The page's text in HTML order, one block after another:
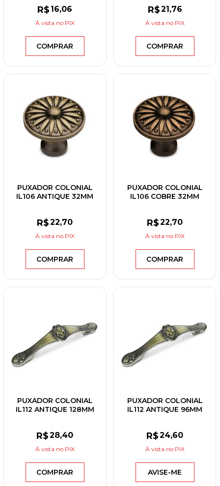
R$ 16,06
À vista no PIX
COMPRAR
R$21,76
À vista no PIX
COMPRAR
PUXADOR COLONIAL
IL106 ANTIQUE 32MM
R$22,70
À vista no PIX
COMPRAR
PUXADOR COLONIAL
IL106 COBRE 32MM
R$22,70
À vista no PIX
COMPRAR
PUXADOR COLONIAL
IL112 ANTIQUE 128MM
R$28,40
À vista no PIX
COMPRAR
PUXADOR COLONIAL
IL112 ANTIQUE 96MM
R$24,60
À vista no PIX
AVISE-ME